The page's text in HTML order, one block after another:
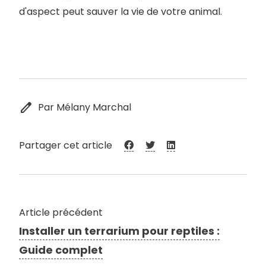
d'aspect peut sauver la vie de votre animal.
edit Par Mélany Marchal
Partager cet article
Article précédent
Installer un terrarium pour reptiles :
Guide complet